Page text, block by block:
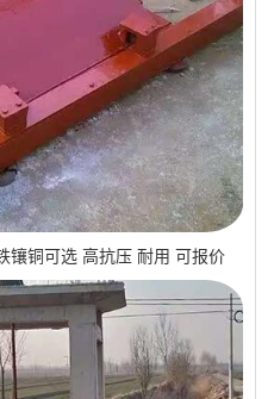
镶铜可选 高抗压 耐用 可报价